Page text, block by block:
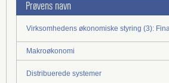
Prøvens navn
Virksomhedens økonomiske styring (3):
Makroøkonomi
Distribuerede systemer